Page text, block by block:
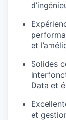
et
Solides
Data et
et